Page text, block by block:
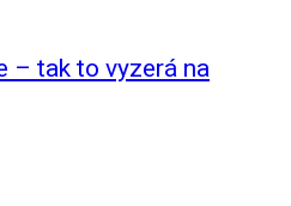
– tak to vyzerá na